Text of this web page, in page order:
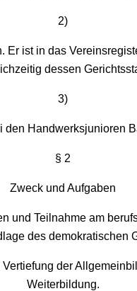
2)
Er ist in das
dessen
3)
den Handwerksjunioren
§ 2
Zweck und Aufgaben
und Teilnahme am
des demokratischen
der
Weiterbildung.